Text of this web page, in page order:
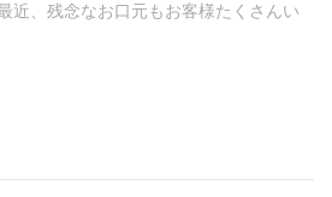
近、残念なお口元もお客様たくさんい